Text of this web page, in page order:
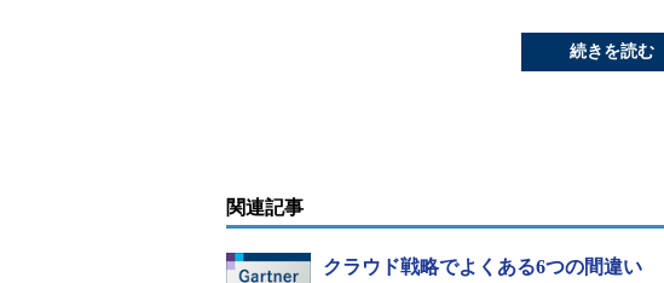
続きを読む
関連記事
クラウド戦略でよくある6つの間違い